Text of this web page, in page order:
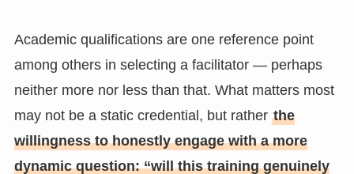
Academic qualifications are one reference point
among others in selecting a facilitator — perhaps
neither more nor less than that. What matters most
may not be a static credential, but rather the
willingness to honestly engage with a more
dynamic question: “will this training genuinely